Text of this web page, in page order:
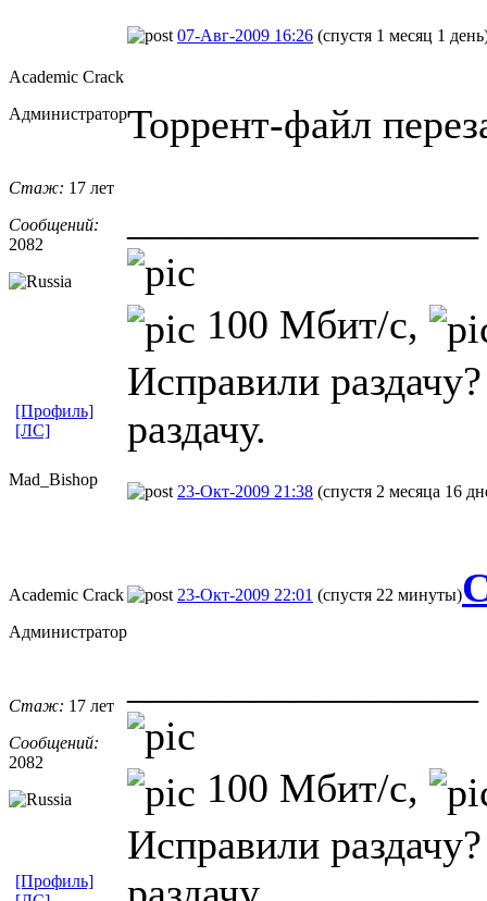
Academic Crack
Администратор
Стаж: 17 лет
Сообщений:
2082
07-Авг-2009 16:26 (спустя 1 месяц 1
Торрент-файл
100 Мбит/с,
Исправили
раздачу.
[Профиль]
[ЛС]
Mad_Bishop
23-Окт-2009 21:38 (спустя 2 месяца 16
Academic Crack
Администратор
Стаж: 17 лет
Сообщений:
2082
23-Окт-2009 22:01 (спустя 22 минуты)
100 Мбит/с,
Исправили
[Профиль]